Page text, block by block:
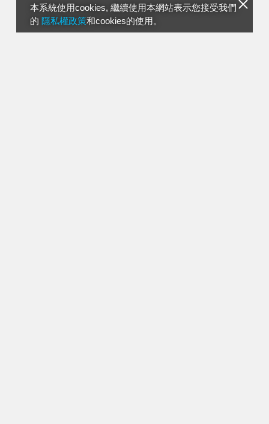
本系統使用cookies, 繼續使用本網站表示您接受我們
的 隱私權政策和cookies的使用。